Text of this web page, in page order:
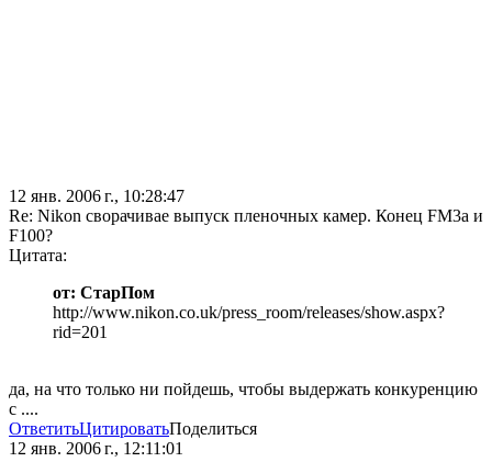
12 янв. 2006 г., 10:28:47
Re: Nikon сворачивае выпуск пленочных камер. Конец FM3a и
F100?
Цитата:
от: СтарПом
http://www.nikon.co.uk/press_room/releases/show.aspx?
rid=201
да, на что только ни пойдешь, чтобы выдержать конкуренцию
с ....
ОтветитьЦитироватьПоделиться
12 янв. 2006 г., 12:11:01